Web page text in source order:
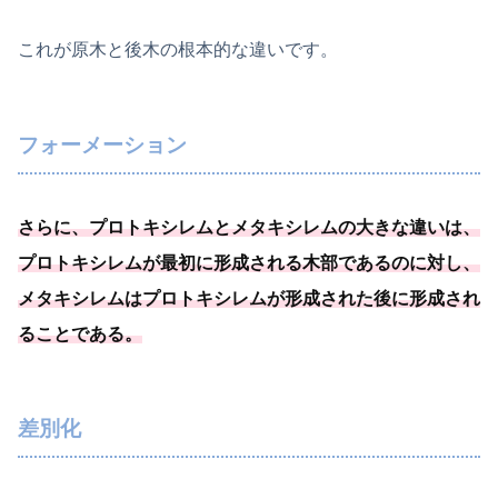
これが原木と後木の根本的な違いです。
フォーメーション
さらに、プロトキシレムとメタキシレムの大きな違いは、
プロトキシレムが最初に形成される木部であるのに対し、
メタキシレムはプロトキシレムが形成された後に形成され
ることである。
差別化